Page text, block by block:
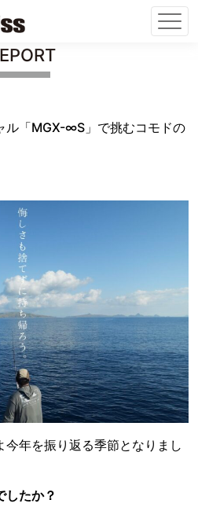
ル「MGX-∞S」で挑むコモドの
年を振り返る季節となりまし
したか？